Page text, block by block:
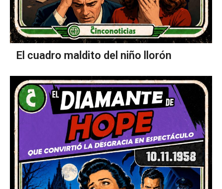
El cuadro maldito del niño llorón